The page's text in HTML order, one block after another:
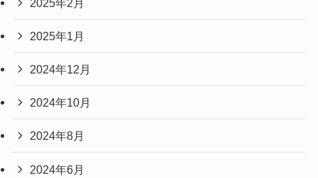
2025年1月
2024年12月
2024年10月
2024年8月
2024年6月